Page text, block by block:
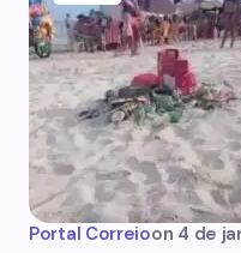
Portal Correioon 4 de